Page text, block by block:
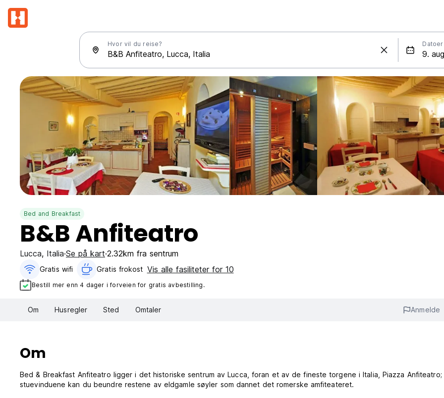
Hvor vil du reise? Datoer
Bed and Breakfast
B&B Anfiteatro
Lucca, Italia Se på kart 2.32km fra sentrum
Gratis wifi‎ Gratis frokost‎ Vis alle fasiliteter for 10
Bestill mer enn 4 dager i forveien for gratis avbestilling.
Om Husregler Sted Omtaler Anmelde
Om
Bed & Breakfast Anfiteatro ligger i det historiske sentrum av Lucca, foran et av de fineste torgene i Italia, Piazza Anfiteatro;
stuevinduene kan du beundre restene av eldgamle søyler som dannet det romerske amfiteateret.